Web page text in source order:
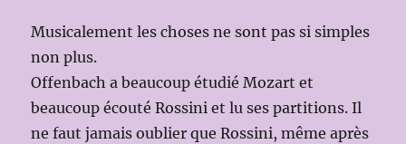
Musicalement les choses ne sont pas si simples
non plus.
Offenbach a beaucoup étudié Mozart et
beaucoup écouté Rossini et lu ses partitions. Il
ne faut jamais oublier que Rossini, même après